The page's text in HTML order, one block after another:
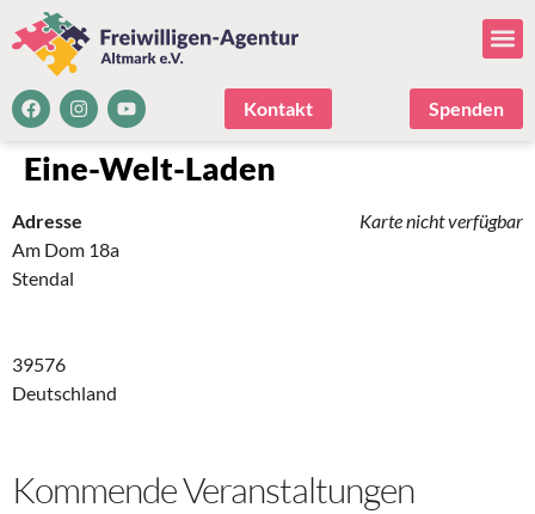
Kontakt Spenden
Eine-Welt-Laden
Karte nicht verfügbar
Adresse
Am Dom 18a
Stendal
39576
Deutschland
Kommende Veranstaltungen